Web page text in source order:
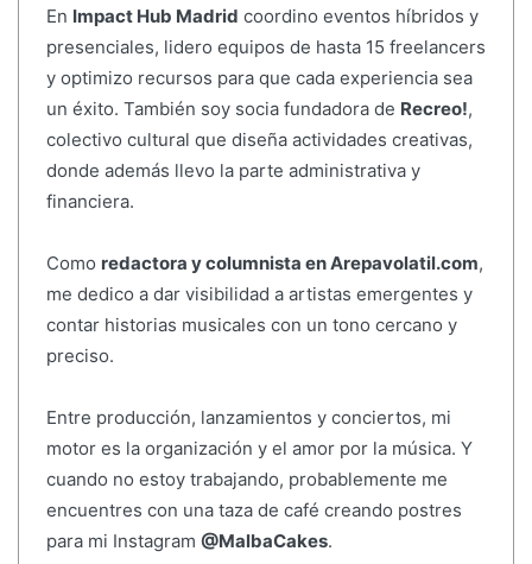
En Impact Hub Madrid coordino eventos híbridos y
presenciales, lidero equipos de hasta 15 freelancers
y optimizo recursos para que cada experiencia sea
un éxito. También soy socia fundadora de Recreo!,
colectivo cultural que diseña actividades creativas,
donde además llevo la parte administrativa y
financiera.
Como redactora y columnista en Arepavolatil.com,
me dedico a dar visibilidad a artistas emergentes y
contar historias musicales con un tono cercano y
preciso.
Entre producción, lanzamientos y conciertos, mi
motor es la organización y el amor por la música. Y
cuando no estoy trabajando, probablemente me
encuentres con una taza de café creando postres
para mi Instagram @MalbaCakes.